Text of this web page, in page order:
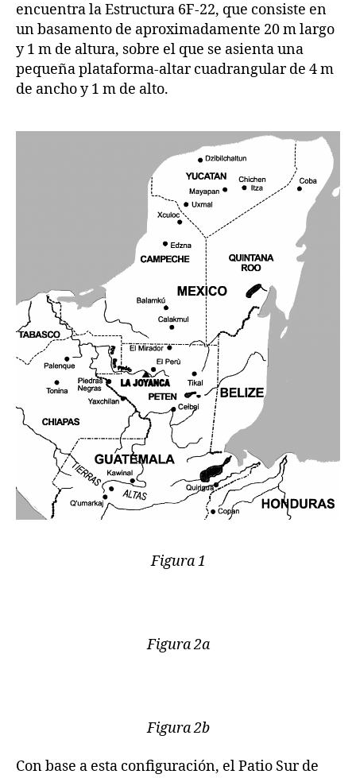
encuentra la Estructura 6F-22, que consiste en
un basamento de aproximadamente 20 m largo
y 1 m de altura, sobre el que se asienta una
pequeña plataforma-altar cuadrangular de 4 m
de ancho y 1 m de alto.
Figura 1
Figura 2a
Figura 2b
Con base a esta configuración, el Patio Sur de